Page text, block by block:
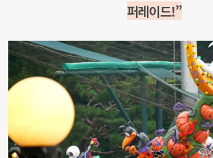
퍼레이드!”